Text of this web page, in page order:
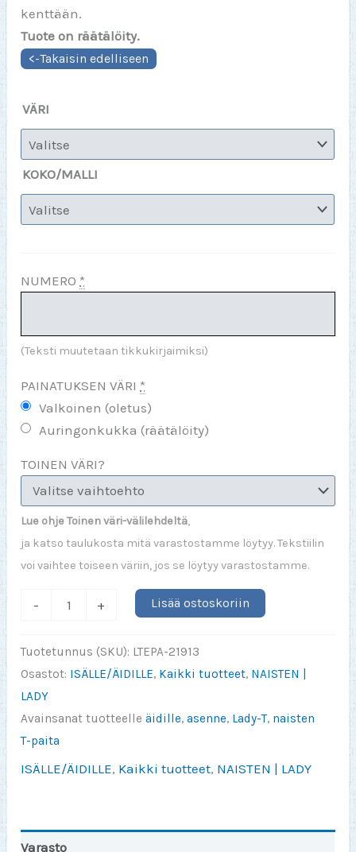
kenttään.
Tuote on räätälöity.
VÄRI
KOKO/MALLI
NUMERO *
(Teksti muutetaan tikkukirjaimiksi)
PAINATUKSEN VÄRI *
Valkoinen (oletus)
Auringonkukka (räätälöity)
TOINEN VÄRI?
Lue ohje Toinen väri-välilehdeltä,
ja katso taulukosta mitä varastostamme löytyy. Tekstiilin
voi vaihtee toiseen väriin, jos se löytyy varastostamme.
-
Minulla
(LADY)
(valitse
määrä
+ Lisää ostoskoriin
Tuotetunnus (SKU): LTEPA-21913
Osastot: ISÄLLE/ÄIDILLE, Kaikki tuotteet, NAISTEN |
LADY
Avainsanat tuotteelleäidille,asenne, Lady-T, naisten
T-paita
ISÄLLE/ÄIDILLE, Kaikki tuotteet, NAISTEN | LADY
Varasto